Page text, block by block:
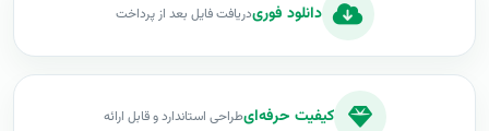
دانلود فوریدریافت فایل بعد از پرداخت
کیفیت حرفه‌ایطراحی استاندارد و قابل ارائه